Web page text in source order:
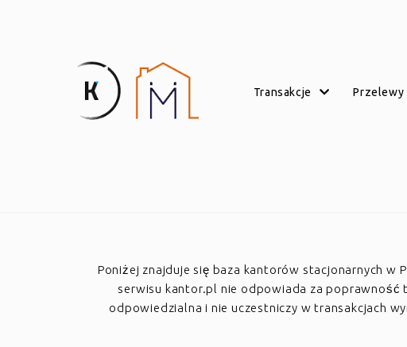
transakcje przelewy
Poniżej znajduje się baza kantorów stacjonarnych w
serwisu kantor.pl nie odpowiada za poprawność
odpowiedzialna i nie uczestniczy w transakcjach